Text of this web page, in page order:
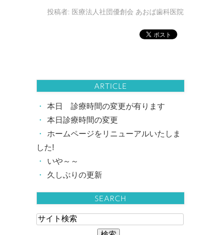
投稿者: 医療法人社団優創会 あおば歯科医院
ARTICLE
本日 診療時間の変更が有ります
本日診療時間の変更
ホームページをリニューアルいたしま
した!
いや～～
久しぶりの更新
SEARCH